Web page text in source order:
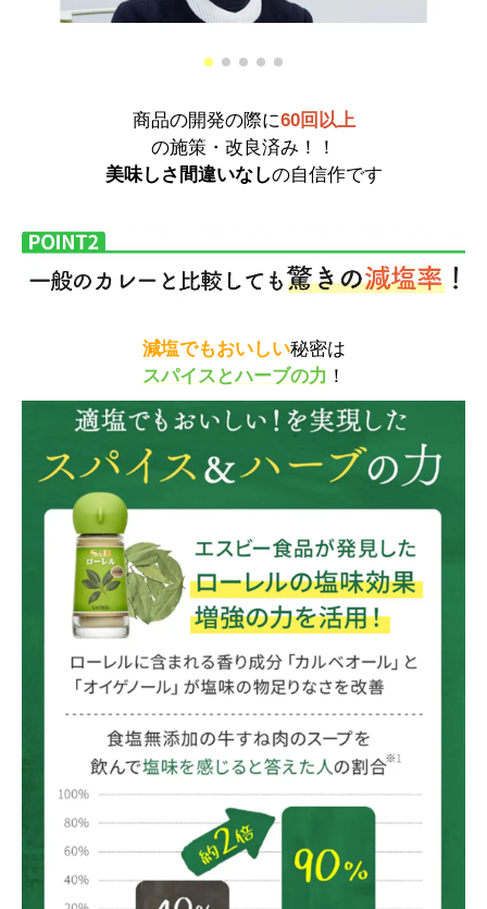
商品の開発の際に60回以上
の施策・改良済み！！
美味しさ間違いなしの自信作です
減塩でもおいしい秘密は
スパイスとハーブの力 ！